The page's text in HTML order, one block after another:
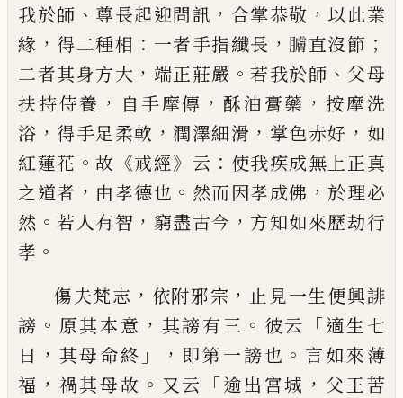
我於師 、 尊長起迎問訊 ， 合掌恭敬 ， 以此業
緣 ， 得二種相 ： 一者手指纖長 ， 𦢚直沒節 ；
二者其身方大 ， 端正莊嚴 。若我於師 、 父母
扶持侍養 ， 自手摩傳 ， 酥油膏藥 ， 按摩洗
浴 ， 得手足柔軟 ，潤澤細滑 ， 掌色赤好 ， 如
紅蓮花 。故 《戒經》 云 ： 使我疾成無上正真
之道者 ， 由孝德也 。 然而因孝成佛 ， 於理必
然 。若人有智 ， 窮盡古今 ， 方知如來歷劫行
孝 。
傷夫梵志 ， 依附邪宗 ， 止見一生便興誹
謗 。 原其本意 ， 其謗有三 。 彼云 「適生七
日 ， 其母命終 」， 即第一謗也 。 言如來薄
福 ， 禍其母故 。 又云 「逾出 宮城 ， 父王苦